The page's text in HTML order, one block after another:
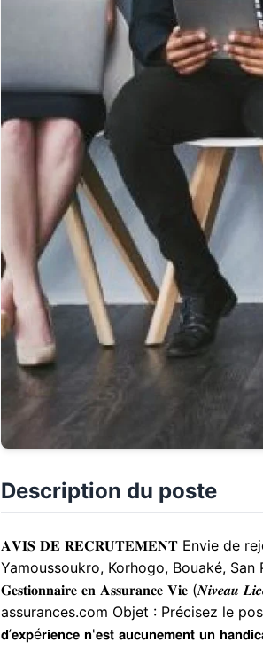
Description du poste
𝐀𝐕𝐈𝐒 𝐃𝐄 𝐑𝐄𝐂𝐑𝐔𝐓𝐄𝐌𝐄𝐍𝐓 Envie de
Yamoussoukro, Korhogo, Bouaké, San
𝐆𝐞𝐬𝐭𝐢𝐨𝐧𝐧𝐚𝐢𝐫𝐞 𝐞𝐧 𝐀𝐬𝐬𝐮𝐫𝐚𝐧𝐜𝐞 𝐕𝐢𝐞
assurances.com Objet : Précisez le
𝗱’𝗲𝘅𝗽é𝗿𝗶𝗲𝗻𝗰𝗲 𝗻'𝗲𝘀𝘁 𝗮𝘂𝗰𝘂𝗻𝗲𝗺𝗲𝗻𝘁 𝘂𝗻